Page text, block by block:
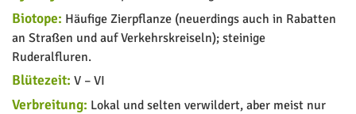
Biotope: Häufige Zierpflanze (neuerdings auch in Rabatten
an Straßen und auf Verkehrskreiseln); steinige
Ruderalfluren.
Blütezeit: V – VI
Verbreitung: Lokal und selten verwildert, aber meist nur